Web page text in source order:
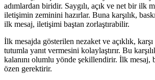
adımlardan biridir. Saygılı, açık ve net bir ilk
iletişimin zeminini hazırlar. Buna karşılık,
ilk mesaj, iletişimi baştan zorlaştırabilir.
İlk mesajda gösterilen nezaket ve açıklık,
tutumla yanıt vermesini kolaylaştırır. Bu
kalanını olumlu yönde şekillendirir. İlk mesaj,
özen gerektirir.